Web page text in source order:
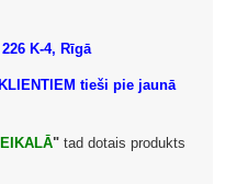
K-4, Rīgā
tieši pie jaunā
" tad dotais produkts